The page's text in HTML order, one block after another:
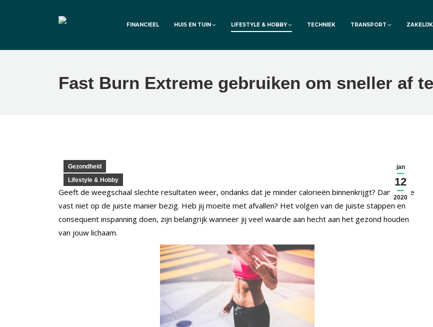
FINANCIEEL HUIS EN TUIN LIFESTYLE & HOBBY TECHNIEK TRANSPORT ZAKELIJK
Fast Burn Extreme gebruiken om sneller af
jan
12
2020
Gezondheid
Lifestyle & Hobby
Geeft de weegschaal slechte resultaten weer, ondanks dat je minder calorieën binnenkrijgt? Dan ben je
vast niet op de juiste manier bezig. Heb jij moeite met afvallen? Het volgen van de juiste stappen en
consequent inspanning doen, zijn belangrijk wanneer jij veel waarde aan hecht aan het gezond houden
van jouw lichaam.